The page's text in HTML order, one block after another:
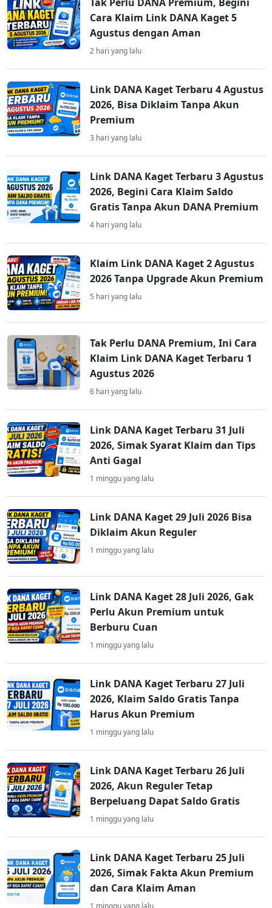
Cara Klaim Link DANA Kaget 5
Agustus dengan Aman
2 hari yang lalu
Link DANA Kaget Terbaru 4 Agustus
2026, Bisa Diklaim Tanpa Akun
Premium
3 hari yang lalu
Link DANA Kaget Terbaru 3 Agustus
2026, Begini Cara Klaim Saldo
Gratis Tanpa Akun DANA Premium
4 hari yang lalu
Klaim Link DANA Kaget 2 Agustus
2026 Tanpa Upgrade Akun Premium
5 hari yang lalu
Tak Perlu DANA Premium, Ini Cara
Klaim Link DANA Kaget Terbaru 1
Agustus 2026
6 hari yang lalu
Link DANA Kaget Terbaru 31 Juli
2026, Simak Syarat Klaim dan Tips
Anti Gagal
1 minggu yang lalu
Link DANA Kaget 29 Juli 2026 Bisa
Diklaim Akun Reguler
1 minggu yang lalu
Link DANA Kaget 28 Juli 2026, Gak
Perlu Akun Premium untuk
Berburu Cuan
1 minggu yang lalu
Link DANA Kaget Terbaru 27 Juli
2026, Klaim Saldo Gratis Tanpa
Harus Akun Premium
1 minggu yang lalu
Link DANA Kaget Terbaru 26 Juli
2026, Akun Reguler Tetap
Berpeluang Dapat Saldo Gratis
1 minggu yang lalu
Link DANA Kaget Terbaru 25 Juli
2026, Simak Fakta Akun Premium
dan Cara Klaim Aman